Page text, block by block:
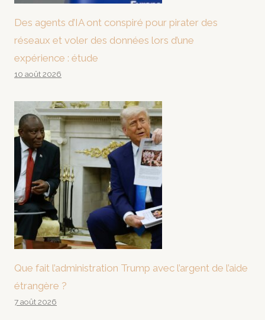
Des agents d’IA ont conspiré pour pirater des
réseaux et voler des données lors d’une
expérience : étude
10 août 2026
Que fait l’administration Trump avec l’argent de l’aide
étrangère ?
7 août 2026